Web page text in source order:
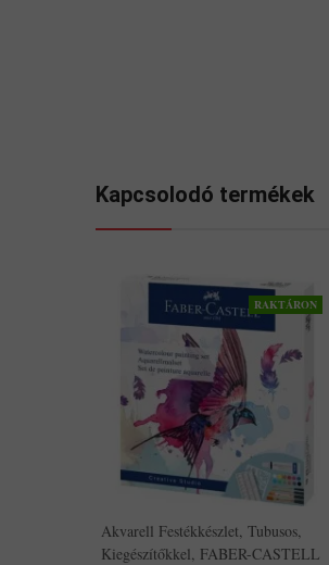
Kapcsolodó termékek
RAKTÁRON
Akvarell Festékkészlet, Tubusos,
Kiegészítőkkel, FABER-CASTELL